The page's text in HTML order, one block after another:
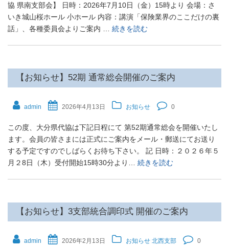
協 県南支部会】 日時：2026年7月10日（金）15時より 会場：さ
いき城山桜ホール 小ホール 内容：講演「保険業界のここだけの裏
話」、各種委員会よりご案内 … 続きを読む
【お知らせ】52期 通常総会開催のご案内
admin 2026年4月13日 お知らせ 0
この度、大分県代協は下記日程にて 第52期通常総会を開催いたし
ます。会員の皆さまには正式にご案内をメール・郵送にてお送り
する予定ですのでしばらくお待ち下さい。 記 日時：２０２６年５
月２8日（木）受付開始15時30分より… 続きを読む
【お知らせ】3支部統合調印式 開催のご案内
admin 2026年2月13日 お知らせ 北西支部 0